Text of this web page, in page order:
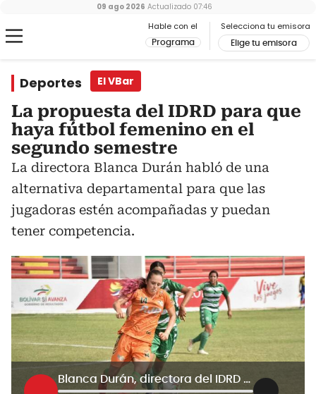
Hable con el
Programa
Selecciona tu emisora
Elige tu emisora
09 ago 2026 Actualizado 07:46
Deportes El VBar
La propuesta del IDRD para que
haya fútbol femenino en el
segundo semestre
La directora Blanca Durán habló de una
alternativa departamental para que las
jugadoras estén acompañadas y puedan
tener competencia.
Blanca Durán, directora del IDRD sobre la propuesta del campeonato femenino